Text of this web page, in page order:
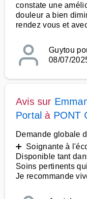
constate une
douleur a bien
rendez vous et
Guytou
08/07/
Avis sur
Portal à PONT
Demande globale
➕ Soignante à
Disponible tant
Soins pertinents
Je recommande